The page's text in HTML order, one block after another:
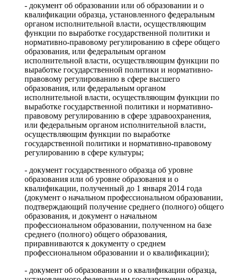
- документ об образовании или об образовании и о
квалификации образца, установленного федеральным
органом исполнительной власти, осуществляющим
функции по выработке государственной политики и
нормативно-правовому регулированию в сфере общего
образования, или федеральным органом
исполнительной власти, осуществляющим функции по
выработке государственной политики и нормативно-
правовому регулированию в сфере высшего
образования, или федеральным органом
исполнительной власти, осуществляющим функции по
выработке государственной политики и нормативно-
правовому регулированию в сфере здравоохранения,
или федеральным органом исполнительной власти,
осуществляющим функции по выработке
государственной политики и нормативно-правовому
регулированию в сфере культуры;
- документ государственного образца об уровне
образования или об уровне образования и о
квалификации, полученный до 1 января 2014 года
(документ о начальном профессиональном образовании,
подтверждающий получение среднего (полного) общего
образования, и документ о начальном
профессиональном образовании, полученном на базе
среднего (полного) общего образования,
приравниваются к документу о среднем
профессиональном образовании и о квалификации);
- документ об образовании и о квалификации образца,